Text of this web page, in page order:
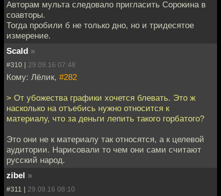
Авторам мульта следовало пригласить Сорокина в
соавторы.
Тогда пробили б не только дно, но и тридесятое
измерение.
Scald »
#310 | 29.09.16 07:48
Кому: Лёлик, #282
> От убожества графики хочется блевать. Это ж
насколько на отъебись нужно относится к
материалу, что за деньги лепить такого горбатого?
Это они не к материалу так относятся, а к целевой
аудитории. Нарисовали то чем они сами считают
русский народ.
zibel »
#311 | 29.09.16 08:10